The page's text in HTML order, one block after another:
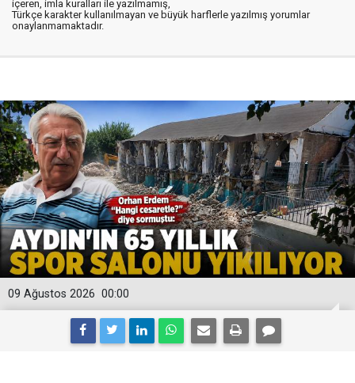
içeren, imla kuralları ile yazılmamış,
Türkçe karakter kullanılmayan ve büyük harflerle yazılmış yorumlar
onaylanmamaktadır.
00:00
09 Ağustos 2026